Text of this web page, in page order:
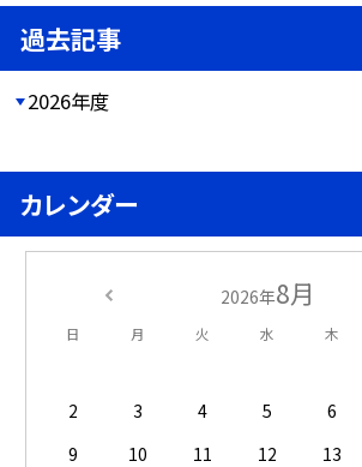
過去記事
2026年度
カレンダー
2026年8月
日 月 火 水 木
2
3 4 5 6
9
10 11 12 13